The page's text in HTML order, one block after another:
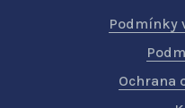
Podmínky
Ochrana